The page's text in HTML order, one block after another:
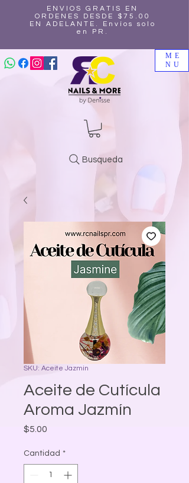
ENVIOS GRATIS EN
ORDENES DESDE $75.00
EN ADELANTE. Envíos solo
en PR.
ME
NU
Busqueda
SKU: Aceite Jazmin
Aceite de Cutícula
Aroma Jazmín
$5.00
Cantidad *